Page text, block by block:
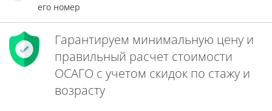
его номер
Гарантируем минимальную цену и
правильный расчет стоимости
ОСАГО с учетом скидок по стажу и
возрасту